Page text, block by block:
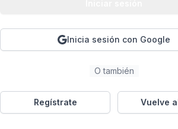
Inicia sesión con Google
O también
Regístrate Vuelve